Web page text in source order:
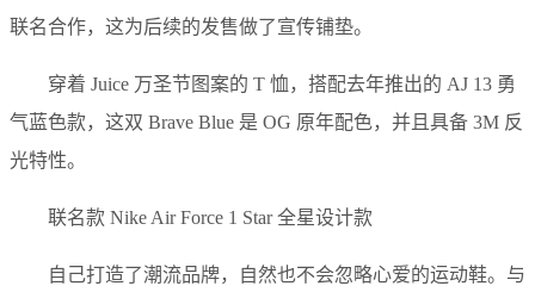
联名合作，这为后续的发售做了宣传铺垫。
穿着 Juice 万圣节图案的 T 恤，搭配去年推出的 AJ 13 勇
气蓝色款，这双 Brave Blue 是 OG 原年配色，并且具备 3M 反
光特性。
联名款 Nike Air Force 1 Star 全星设计款
自己打造了潮流品牌，自然也不会忽略心爱的运动鞋。与